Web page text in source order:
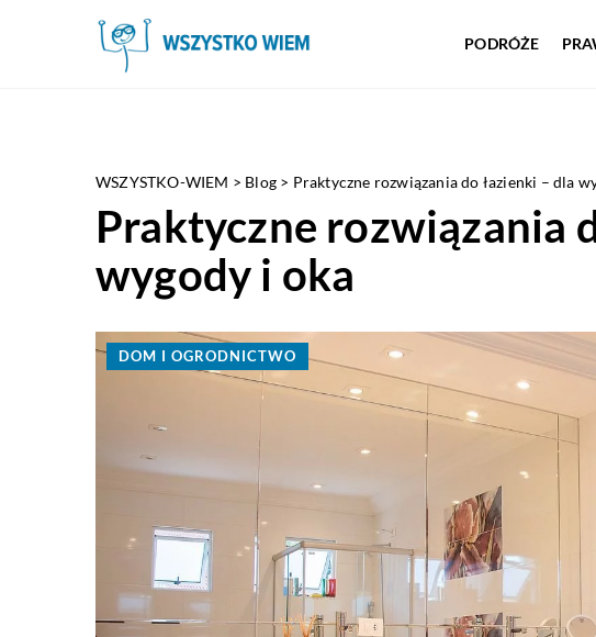
PODRÓŻE
WSZYSTKO-WIEM > Blog > Praktyczne rozwiązania do łazienki – dla
Praktyczne rozwiązania
wygody i oka
DOM I OGRODNICTWO